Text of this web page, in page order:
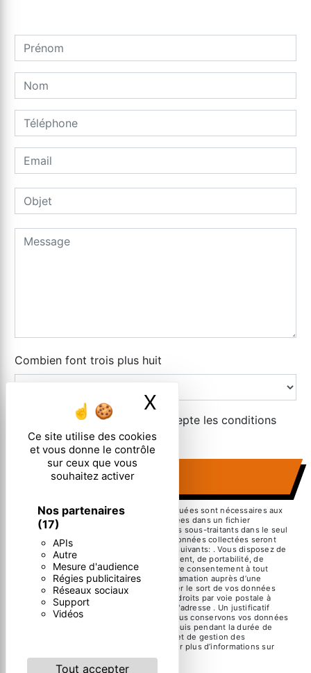
Ce site utilise des cookies
et vous donne le contrôle
sur ceux que vous
souhaitez activer
Nos partenaires
(17)
APIs
Autre
Mesure d'audience
Régies publicitaires
Réseaux sociaux
Support
Vidéos
Tout accepter
X Masquer le
Combien font trois plus huit
En cochant cette case, j'accepte les conditions
particulières ci-dessous **
ENVOYER
** Les données personnelles communiquées sont nécessaires aux
fins de vous contacter et sont enregistrées dans un fichier
informatisé. Elles sont destinées à et ses sous-traitants dans le seul
but de répondre à votre message. Les données collectées seront
communiquées aux seuls destinataires suivants: . Vous disposez de
droits d’accès, de rectification, d’effacement, de portabilité, de
limitation, d’opposition, de retrait de votre consentement à tout
moment et du droit d’introduire une réclamation auprès d’une
autorité de contrôle, ainsi que d’organiser le sort de vos données
post-mortem. Vous pouvez exercer ces droits par voie postale à
l'adresse ou par courrier électronique à l'adresse . Un justificatif
d'identité pourra vous être demandé. Nous conservons vos données
pendant la période de prise de contact puis pendant la durée de
prescription légale aux fins probatoires et de gestion des
contentieux. Consultez le site cnil.fr pour plus d’informations sur
vos droits.